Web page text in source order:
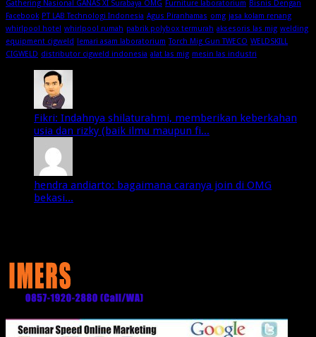
Gathering Nasional GANAS XI Surabaya OMG Furniture laboratorium Bisnis Dengan
Facebook PT LAB Technologi Indonesia Agus Piranhamas omg jasa kolam renang
whirlpool hotel whirlpool rumah pabrik polybox termurah aksesoris las mig welding
equipment cigweld
lemari asam laboratorium Torch Mig Gun TWECO WELDSKILL
CIGWELD distributor cigweld indonesia alat las mig mesin las industri
Fikri: Indahnya shilaturahmi, memberikan keberkahan
usia dan rizky (baik ilmu maupun fi...
hendra andiarto: bagaimana caranya join di OMG
bekasi...